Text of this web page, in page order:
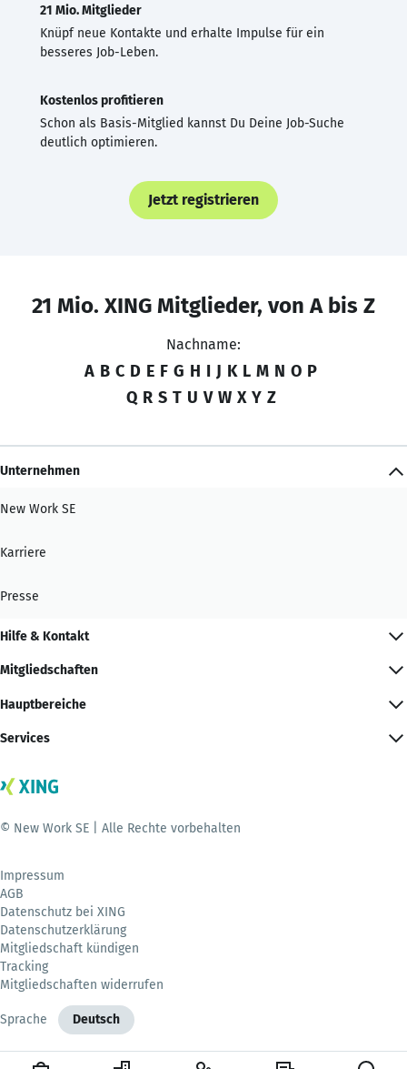
21 Mio. Mitglieder
Knüpf neue Kontakte und erhalte Impulse für ein
besseres Job-Leben.
Kostenlos profitieren
Schon als Basis-Mitglied kannst Du Deine Job-Suche
deutlich optimieren.
Jetzt registrieren
21 Mio. XING Mitglieder, von A bis Z
Nachname:
A B C D E F G H I J K L M N O P
Q R S T U V W X Y Z
Unternehmen
New Work SE
Karriere
Presse
Hilfe & Kontakt
Mitgliedschaften
Hauptbereiche
Services
© New Work SE | Alle Rechte vorbehalten
Impressum
AGB
Datenschutz bei XING
Datenschutzerklärung
Mitgliedschaft kündigen
Tracking
Mitgliedschaften widerrufen
Sprache Deutsch